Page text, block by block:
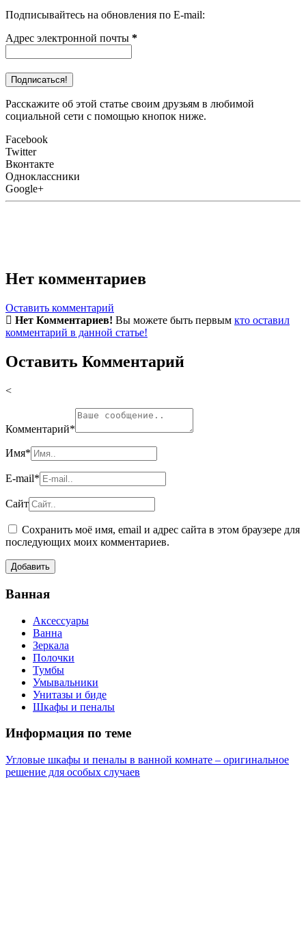
Подписывайтесь на обновления по E-mail:
Адрес электронной почты *
Расскажите об этой статье своим друзьям в любимой
социальной сети с помощью кнопок ниже.
Facebook
Twitter
Вконтакте
Одноклассники
Google+
Нет комментариев
Оставить комментарий
Нет Комментариев! Вы можете быть первым кто оставил
комментарий в данной статье!
Оставить Комментарий
<
Комментарий*
Имя*
E-mail*
Сайт
Сохранить моё имя, email и адрес сайта в этом браузере для
последующих моих комментариев.
Ванная
Аксессуары
Ванна
Зеркала
Полочки
Тумбы
Умывальники
Унитазы и биде
Шкафы и пеналы
Информация по теме
Угловые шкафы и пеналы в ванной комнате – оригинальное
решение для особых случаев